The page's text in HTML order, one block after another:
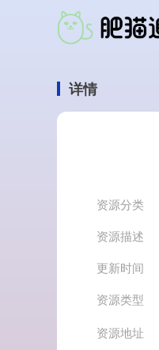
详情
资源分类
资源描述
更新时间
资源类型
资源地址